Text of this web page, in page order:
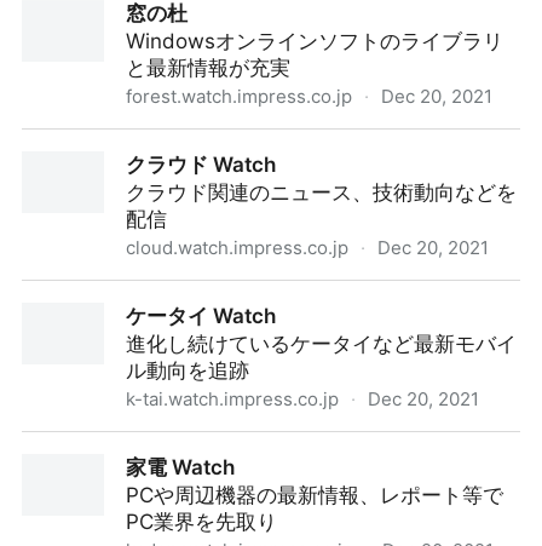
窓の杜
Windowsオンラインソフトのライブラリ
と最新情報が充実
forest.watch.impress.co.jp · Dec 20, 2021
クラウド Watch
クラウド関連のニュース、技術動向などを
配信
cloud.watch.impress.co.jp · Dec 20, 2021
ケータイ Watch
進化し続けているケータイなど最新モバイ
ル動向を追跡
k-tai.watch.impress.co.jp · Dec 20, 2021
家電 Watch
PCや周辺機器の最新情報、レポート等で
PC業界を先取り